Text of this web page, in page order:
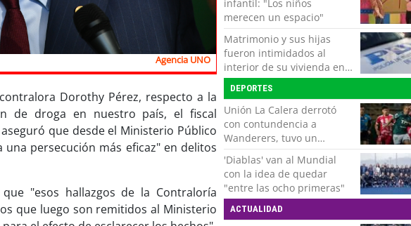
Agencia UNO
Dorothy Pérez, respecto a la
de droga en nuestro país, el fiscal
que desde el Ministerio Público
persecución más eficaz" en delitos
"esos hallazgos de la Contraloría
que luego son remitidos al Ministerio
infantil: "Los niños
merecen un espacio"
Matrimonio y sus hijas
fueron intimidados al
interior de su vivienda en
Puente Alto
DEPORTES
Unión La Calera derrotó
con contundencia a
Wanderers, tuvo un
respiro y clasificó en Copa
Chile
'Diablas' van al Mundial
con la idea de quedar
"entre las ocho primeras"
ACTUALIDAD